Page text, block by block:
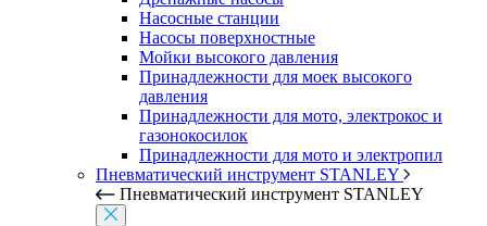
Насосные станции
Насосы поверхностные
Мойки высокого давления
Принадлежности для моек высокого
давления
Принадлежности для мото, электрокос и
газонокосилок
Принадлежности для мото и электропил
Пневматический инструмент STANLEY
Пневматический инструмент STANLEY